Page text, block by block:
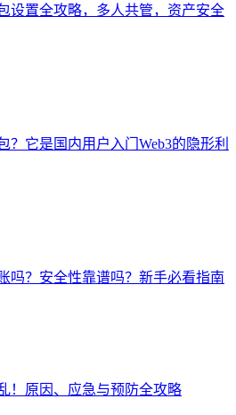
设置全攻略，多人共管，资产安全
？它是国内用户入门Web3的隐形利
吗？安全性靠谱吗？新手必看指南
！原因、应急与预防全攻略